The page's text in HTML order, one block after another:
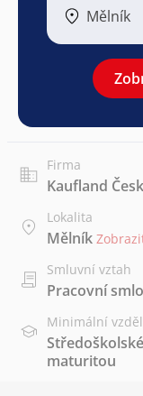
Mělník
Firma
Kaufland
Lokalita
Mělník
Smluvní vztah
Pracovní
Minimální
maturitou